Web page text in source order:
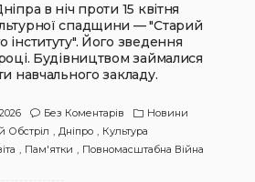
в ніч проти 15 квітня
спадщини — "Старий
інституту". Його зведення
Будівництвом займалися
навчального закладу.
Без Коментарів
Новини
Обстріл Дніпро
Культура
Пам'ятки
Повномасштабна Війна